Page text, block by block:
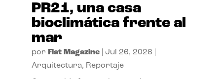
PR21, una casa
bioclimática frente al
mar
por Flat Magazine| Jul 26, 2026
Arquitectura, Reportaje